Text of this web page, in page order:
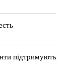
підтримують